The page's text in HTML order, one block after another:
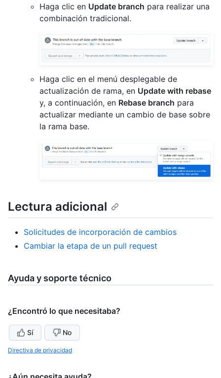
Haga clic en Update branch para realizar una
combinación tradicional.
Haga clic en el menú desplegable de
actualización de rama, en Update with rebase
y, a continuación, en Rebase branch para
actualizar mediante un cambio de base sobre
la rama base.
Lectura adicional
Solicitudes de incorporación de cambios
Cambiar la etapa de un pull request
Ayuda y soporte técnico
¿Encontró lo que necesitaba?
Sí No
Directiva de privacidad